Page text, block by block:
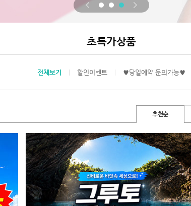
초특가상품
전체보기 할인이벤트 ♥당일예약 문의가능♥
추천순